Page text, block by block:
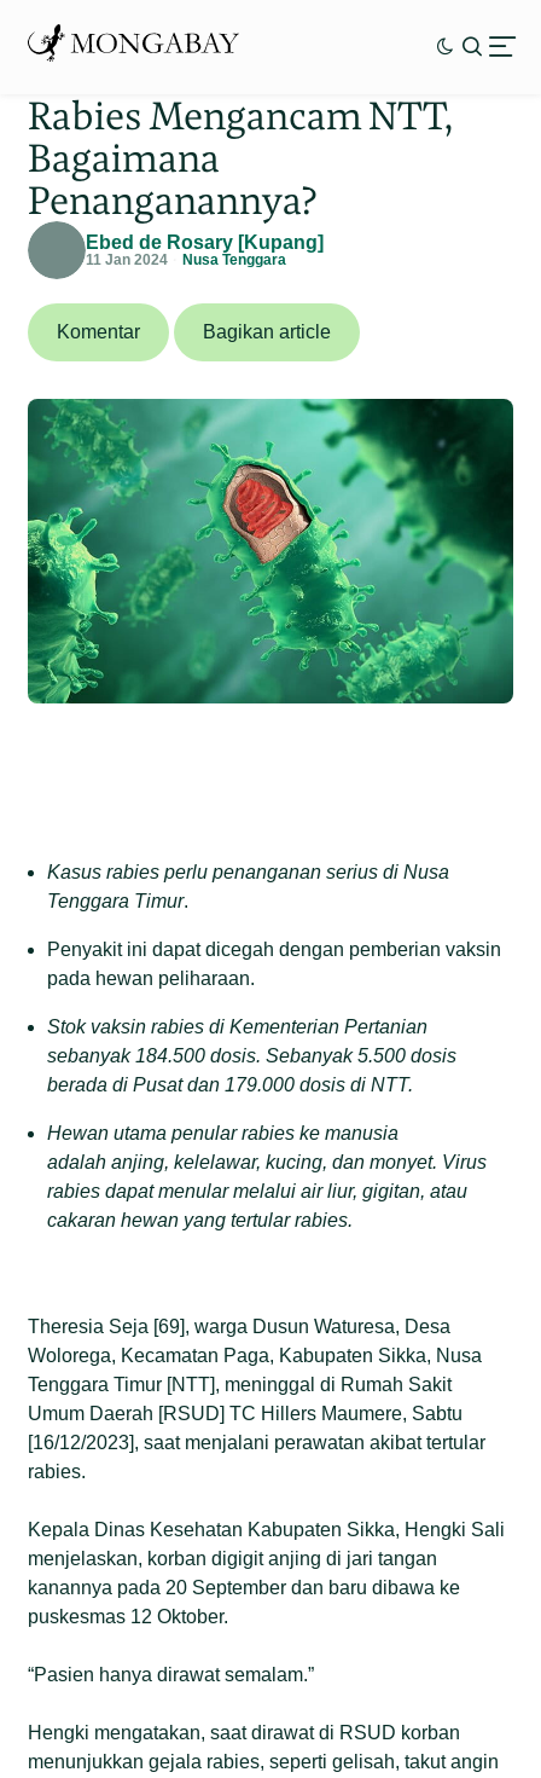
Rabies Mengancam NTT,
Bagaimana
Penanganannya?
Ebed de Rosary [Kupang]
11 Jan 2024 Nusa Tenggara
Komentar Bagikan article
Kasus rabies perlu penanganan serius di Nusa
Tenggara Timur.
Penyakit ini dapat dicegah dengan pemberian vaksin
pada hewan peliharaan.
Stok vaksin rabies di Kementerian Pertanian
sebanyak 184.500 dosis. Sebanyak 5.500 dosis
berada di Pusat dan 179.000 dosis di NTT.
Hewan utama penular rabies ke manusia
adalah anjing, kelelawar, kucing, dan monyet. Virus
rabies dapat menular melalui air liur, gigitan, atau
cakaran hewan yang tertular rabies.
Theresia Seja [69], warga Dusun Waturesa, Desa
Wolorega, Kecamatan Paga, Kabupaten Sikka, Nusa
Tenggara Timur [NTT], meninggal di Rumah Sakit
Umum Daerah [RSUD] TC Hillers Maumere, Sabtu
[16/12/2023], saat menjalani perawatan akibat tertular
rabies.
Kepala Dinas Kesehatan Kabupaten Sikka, Hengki Sali
menjelaskan, korban digigit anjing di jari tangan
kanannya pada 20 September dan baru dibawa ke
puskesmas 12 Oktober.
“Pasien hanya dirawat semalam.”
Hengki mengatakan, saat dirawat di RSUD korban
menunjukkan gejala rabies, seperti gelisah, takut angin